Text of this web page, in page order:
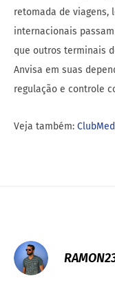
retomada de viagens,
internacionais
que outros terminais
Anvisa em suas
regulação e controle
Veja também: